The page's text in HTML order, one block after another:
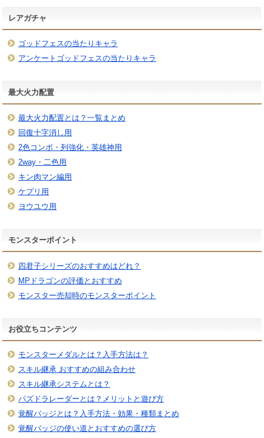
レアガチャ
ゴッドフェスの当たりキャラ
アンケートゴッドフェスの当たりキャラ
最大火力配置
最大火力配置とは？一覧まとめ
回復十字消し用
2色コンボ・列強化・英雄神用
2way・二色用
キン肉マン編用
ケプリ用
ヨウユウ用
モンスターポイント
四君子シリーズのおすすめはどれ？
MPドラゴンの評価とおすすめ
モンスター売却時のモンスターポイント
お役立ちコンテンツ
モンスターメダルとは？入手方法は？
スキル継承 おすすめの組み合わせ
スキル継承システムとは？
パズドラレーダーとは？メリットと遊び方
覚醒バッジとは？入手方法・効果・種類まとめ
覚醒バッジの使い道とおすすめの選び方